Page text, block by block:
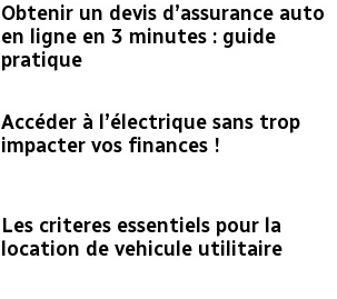
Obtenir un devis d’assurance auto
en ligne en 3 minutes : guide
pratique
Accéder à l’électrique sans trop
impacter vos finances !
Les criteres essentiels pour la
location de vehicule utilitaire